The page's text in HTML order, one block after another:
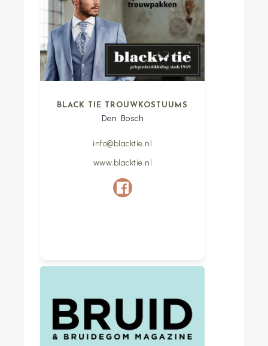
BLACK TIE TROUWKOSTUUMS
Den Bosch
info@blacktie.nl
www.blacktie.nl